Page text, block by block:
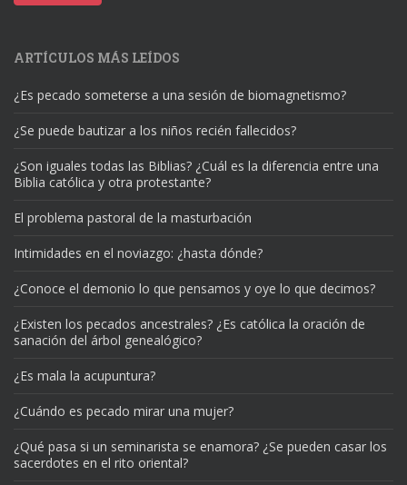
electrónico
ARTÍCULOS MÁS LEÍDOS
¿Es pecado someterse a una sesión de biomagnetismo?
¿Se puede bautizar a los niños recién fallecidos?
¿Son iguales todas las Biblias? ¿Cuál es la diferencia entre una
Biblia católica y otra protestante?
El problema pastoral de la masturbación
Intimidades en el noviazgo: ¿hasta dónde?
¿Conoce el demonio lo que pensamos y oye lo que decimos?
¿Existen los pecados ancestrales? ¿Es católica la oración de
sanación del árbol genealógico?
¿Es mala la acupuntura?
¿Cuándo es pecado mirar una mujer?
¿Qué pasa si un seminarista se enamora? ¿Se pueden casar los
sacerdotes en el rito oriental?